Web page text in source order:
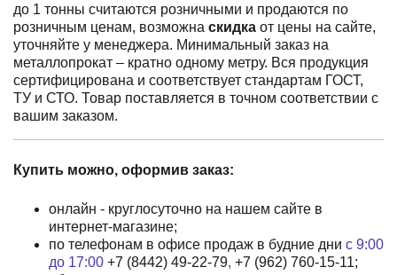
до 1 тонны считаются розничными и продаются по
розничным ценам, возможна скидка от цены на сайте,
уточняйте у менеджера. Минимальный заказ на
металлопрокат – кратно одному метру. Вся продукция
сертифицирована и соответствует стандартам ГОСТ,
ТУ и СТО. Товар поставляется в точном соответствии с
вашим заказом.
Купить можно, оформив заказ:
онлайн - круглосуточно на нашем сайте в
интернет-магазине;
по телефонам в офисе продаж в будние дни с 9:00
до 17:00 +7 (8442) 49-22-79, +7 (962) 760-15-11;